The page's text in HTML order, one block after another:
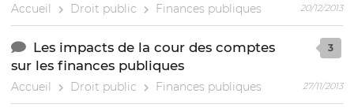
Accueil Droit public Finances publiques 20/12/2013
Les impacts de la cour des comptes
sur les finances publiques
Accueil Droit public Finances publiques
3
27/11/2013